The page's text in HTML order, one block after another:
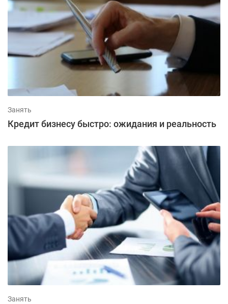
Занять
Кредит бизнесу быстро: ожидания и реальность
Занять